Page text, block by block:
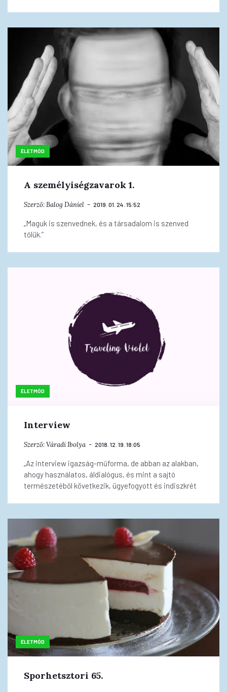
ÉLETMÓD
A személyiségzavarok 1.
Szerző:Balog Dániel 2019. 01. 24. 15:52
„Maguk is szenvednek, és a társadalom is szenved
tőlük.”
ÉLETMÓD
Interview
Szerző:Váradi Ibolya 2018. 12. 19. 18:05
„Az interview igazság-műforma, de abban az alakban,
ahogy használatos, áldialógus, és mint a sajtó
természetéből következik, ügyefogyott és indiszkrét
ÉLETMÓD
Sporhetsztori 65.